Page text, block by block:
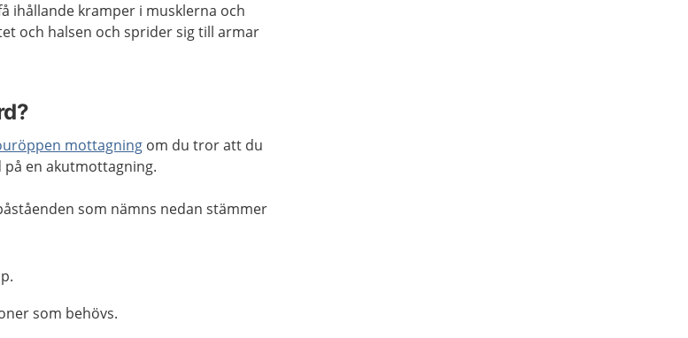
ihållande kramper i musklerna och
och halsen och sprider sig till armar
mottagning om du tror att du
en akutmottagning.
som nämns nedan stämmer
som behövs.